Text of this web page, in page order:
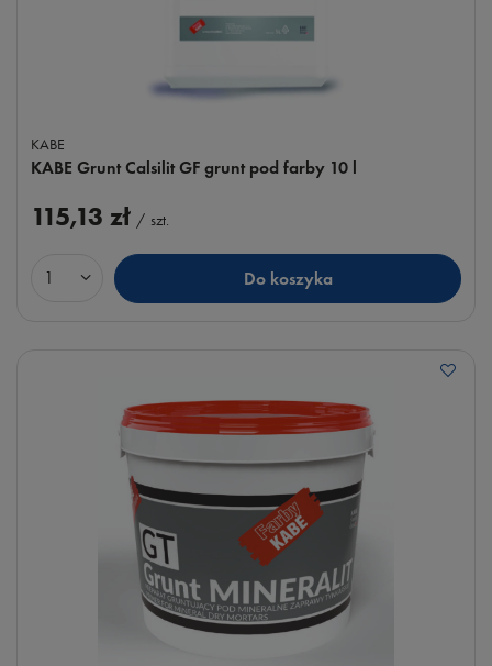
KABE
KABE Grunt Calsilit GF grunt pod farby 10 l
115,13 zł / szt.
Ilość produktów Do koszyka